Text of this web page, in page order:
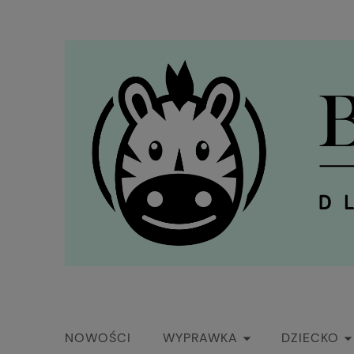
NOWOŚCI WYPRAWKA DZIECKO